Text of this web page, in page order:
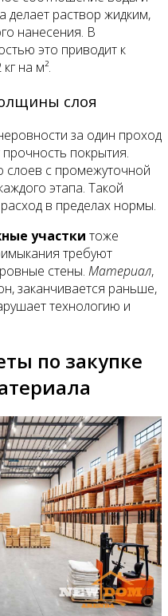
делает раствор жидким,
нанесения. В
это приводит к
на м².
слоя
за один проход
покрытия.
слоев с промежуточной
этапа. Такой
в пределах нормы.
участки тоже
требуют
стены. Материал,
заканчивается раньше,
технологию и
по закупке